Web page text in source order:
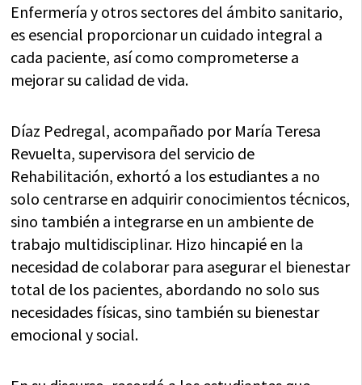
Enfermería y otros sectores del ámbito sanitario,
es esencial proporcionar un cuidado integral a
cada paciente, así como comprometerse a
mejorar su calidad de vida.
Díaz Pedregal, acompañado por María Teresa
Revuelta, supervisora del servicio de
Rehabilitación, exhortó a los estudiantes a no
solo centrarse en adquirir conocimientos técnicos,
sino también a integrarse en un ambiente de
trabajo multidisciplinar. Hizo hincapié en la
necesidad de colaborar para asegurar el bienestar
total de los pacientes, abordando no solo sus
necesidades físicas, sino también su bienestar
emocional y social.